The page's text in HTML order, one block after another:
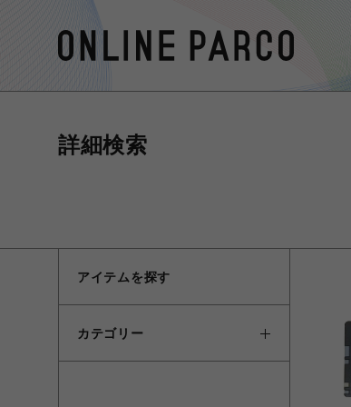
詳細検索
アイテムを探す
カテゴリー